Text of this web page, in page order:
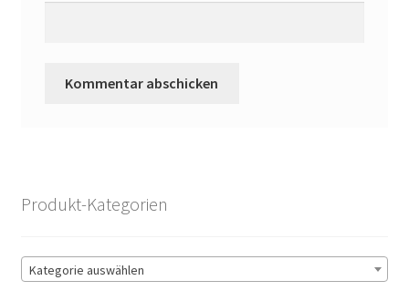
Produkt-Kategorien
Kategorie auswählen